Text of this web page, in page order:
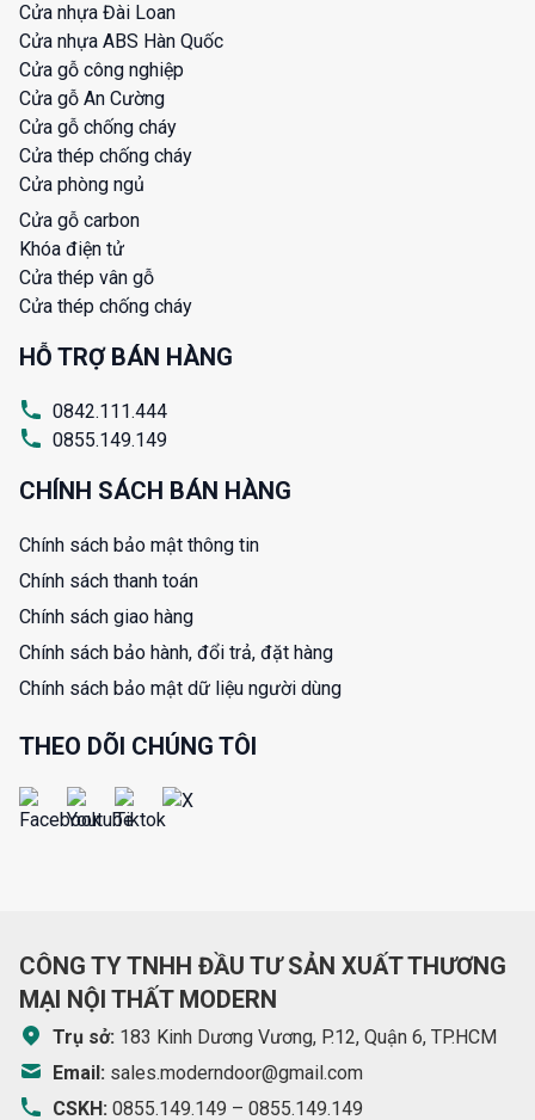
Cửa nhựa Đài Loan
Cửa nhựa ABS Hàn Quốc
Cửa gỗ công nghiệp
Cửa gỗ An Cường
Cửa gỗ chống cháy
Cửa thép chống cháy
Cửa phòng ngủ
Cửa gỗ carbon
Khóa điện tử
Cửa thép vân gỗ
Cửa thép chống cháy
HỖ TRỢ BÁN HÀNG
0842.111.444
0855.149.149
CHÍNH SÁCH BÁN HÀNG
Chính sách bảo mật thông tin
Chính sách thanh toán
Chính sách giao hàng
Chính sách bảo hành, đổi trả, đặt hàng
Chính sách bảo mật dữ liệu người dùng
THEO DÕI CHÚNG TÔI
CÔNG TY TNHH ĐẦU TƯ SẢN XUẤT THƯƠNG
MẠI NỘI THẤT MODERN
Trụ sở: 183 Kinh Dương Vương, P.12, Quận 6, TP.HCM
Email: sales.moderndoor@gmail.com
CSKH: 0855.149.149 – 0855.149.149